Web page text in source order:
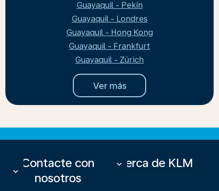
Guayaquil - Pekín
Guayaquil - Londres
Guayaquil - Hong Kong
Guayaquil - Frankfurt
Guayaquil - Zúrich
Ver más
Contacte con
nosotros
keyboard_arrow_down
Acerca de KLM
keyboard_arrow_down